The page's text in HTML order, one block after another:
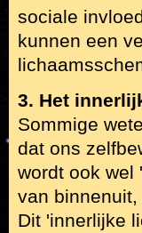
sociale
kunnen een
3. Het
Sommige
dat ons
wordt ook wel
van
Dit 'innerlijke